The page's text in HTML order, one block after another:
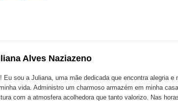
Alves Naziazeno
Eu sou a Juliana, uma mãe dedicada que encontra alegria e
vida. Administro um charmoso armazém em minha
com a atmosfera acolhedora que tanto valorizo. Nas